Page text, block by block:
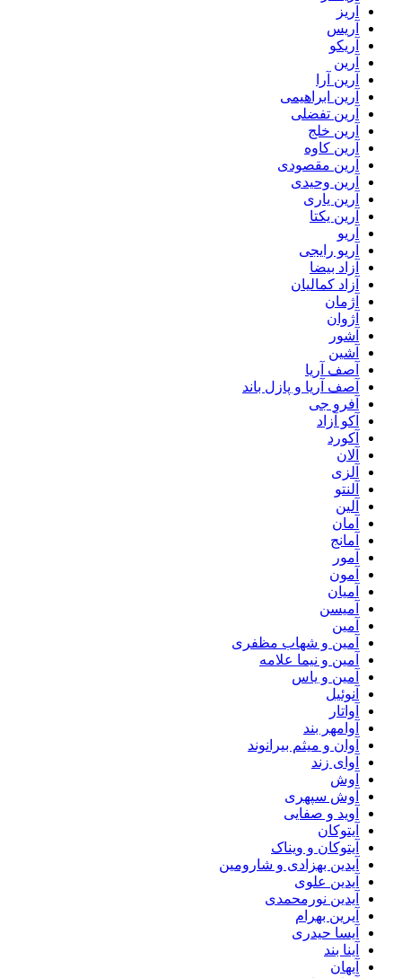
آریز
آریس
آریکو
آرین
آرین آرا
آرین ابراهیمی
آرین تفضلی
آرین خلج
آرین کاوه
آرین مقصودی
آرین وحیدی
آرین یاری
آرین یکتا
آریو
آریو رایجی
آزاد بیضا
آزاد کمالیان
آژمان
آژوان
آشور
آشین
آصف آریا
آصف آریا و پازل باند
آفرو جی
آکو آزاد
آکورد
آلان
آلزی
آلنتو
آلین
آمان
آمانج
آمور
آمون
آمیان
آمیسن
آمین
آمین و شهاب مظفری
آمین و نیما علامه
آمین و یاس
آنوئیل
آواتار
آوامهر بند
آوان و میثم بیرانوند
آوای زند
آوش
آوش سپهری
آوید و صفایی
آیتوکان
آیتوکان و ویناک
آیدین بهزادی و شارومین
آیدین علوی
آیدین نورمحمدی
آیرین بهرام
آیسا حیدری
آینا بند
آیهان